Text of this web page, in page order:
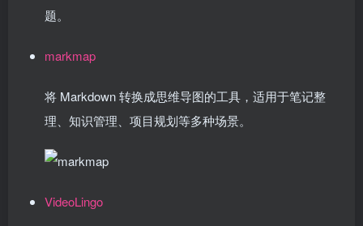
题。
markmap
将 Markdown 转换成思维导图的工具，适用于笔记整
理、知识管理、项目规划等多种场景。
VideoLingo